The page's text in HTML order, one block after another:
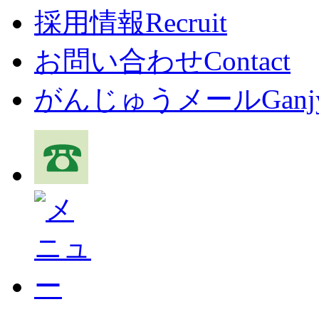
採用情報Recruit
お問い合わせContact
がんじゅうメール